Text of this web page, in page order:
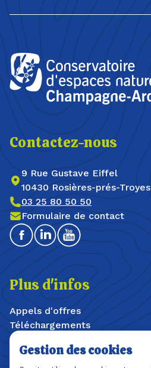
Contactez-nous
9 Rue Gustave Eiffel
10430 Rosières-prés-Troyes
03 25 80 50 50
Formulaire de contact
FacebookLinkedinYoutube
Plus d'infos
Appels d'offres
Téléchargements
Offres d'emploi / stages
Plan du site